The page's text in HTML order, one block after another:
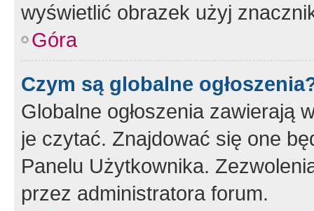
wyświetlić obrazek użyj
Góra
Czym są globalne
Globalne ogłoszenia zawierają
je czytać. Znajdować się one
Panelu Użytkownika.
przez administratora forum.